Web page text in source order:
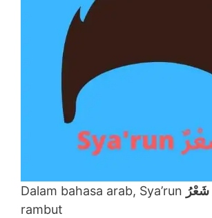
Dalam bahasa arab, Sya’run
rambut